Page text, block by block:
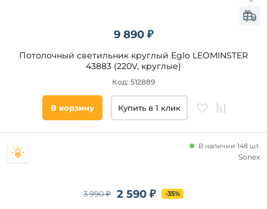
9 890 ₽
Потолочный светильник круглый Eglo LEOMINSTER
43883 (220V, круглые)
Код: 512889
В корзину Купить в 1 клик
2 590 ₽
3 990 ₽ -35%
В наличии 148 шт.
Sonex